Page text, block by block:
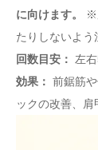
に向けます。
※
たりしないよう
回数目安： 左
効果： 前鋸筋
ックの改善、肩